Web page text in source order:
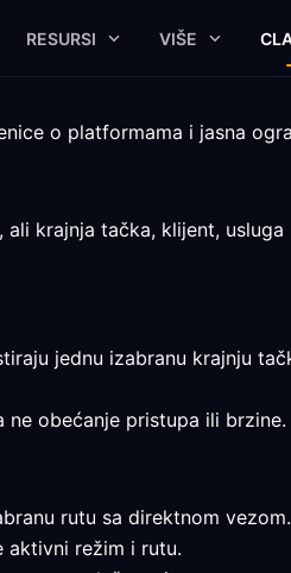
RESURSI VIŠE
o platformama i jasna
krajnja tačka, klijent,
jednu izabranu krajnju
ne obećanje pristupa ili brzine.
rutu sa direktnom vezom.
aktivni režim i rutu.